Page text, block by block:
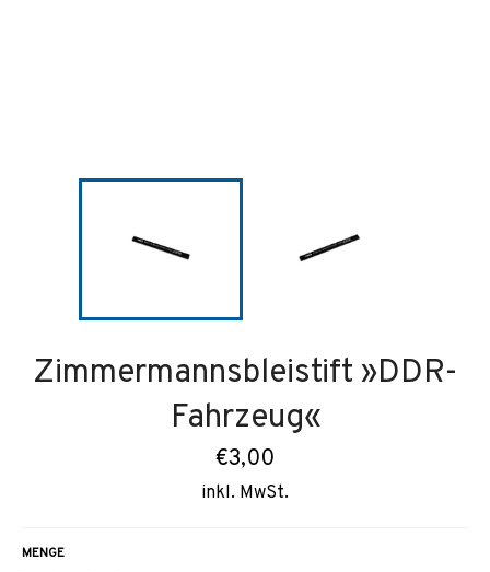
Zimmermannsbleistift »DDR-
Fahrzeug«
Normaler
Preis
€3,00
inkl. MwSt.
MENGE